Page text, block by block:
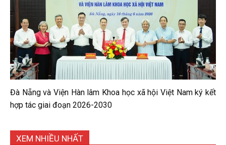
Đà Nẵng và Viện Hàn lâm Khoa học xã hội Việt Nam ký kết
hợp tác giai đoạn 2026-2030
XEM NHIỀU NHẤT